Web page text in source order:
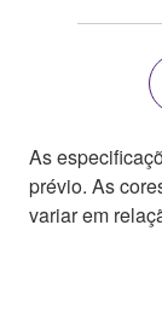
As
prévio. As
variar em